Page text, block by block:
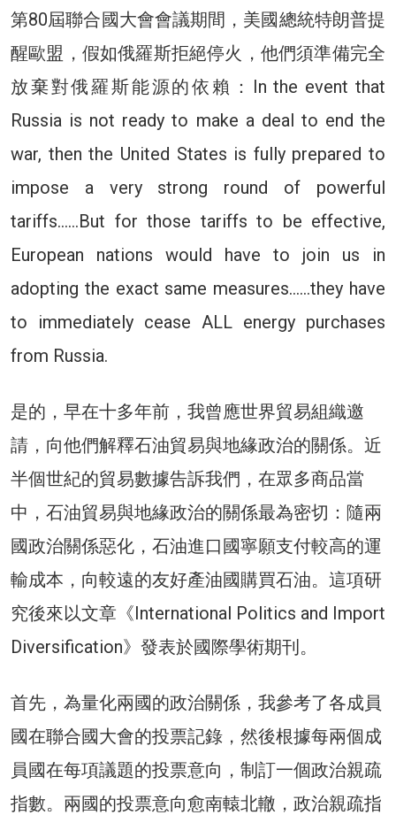
第80屆聯合國大會會議期間，美國總統特朗普提
醒歐盟，假如俄羅斯拒絕停火，他們須準備完全
放棄對俄羅斯能源的依賴：In the event that
Russia is not ready to make a deal to end the
war, then the United States is fully prepared to
impose a very strong round of powerful
tariffs……But for those tariffs to be effective,
European nations would have to join us in
adopting the exact same measures……they have
to immediately cease ALL energy purchases
from Russia.
是的，早在十多年前，我曾應世界貿易組織邀
請，向他們解釋石油貿易與地緣政治的關係。近
半個世紀的貿易數據告訴我們，在眾多商品當
中，石油貿易與地緣政治的關係最為密切：隨兩
國政治關係惡化，石油進口國寧願支付較高的運
輸成本，向較遠的友好產油國購買石油。這項研
究後來以文章《International Politics and Import
Diversification》發表於國際學術期刊。
首先，為量化兩國的政治關係，我參考了各成員
國在聯合國大會的投票記錄，然後根據每兩個成
員國在每項議題的投票意向，制訂一個政治親疏
指數。兩國的投票意向愈南轅北轍，政治親疏指